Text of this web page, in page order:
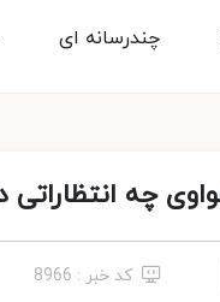
چندرسانه ای
کد خبر : 8966